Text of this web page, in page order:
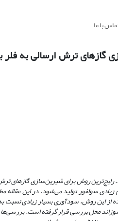
با ما
گازهای ترش ارسالی به
ترین روش برای شیرینسازی گازهای
سولفور تولید می‌شود. در این مقاله
از این روش، سودآوری بسیار زیادی نسبت
محل بررسی قرار گرفته است. بررسی